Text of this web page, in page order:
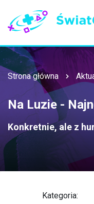
Strona główna
Na Luzie -
Konkretnie, ale z
Kategoria: